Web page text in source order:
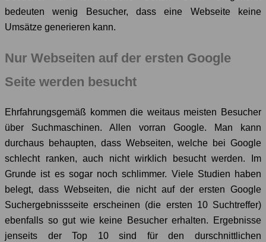
bedeuten wenig Besucher, dass eine Webseite keine
Umsätze generieren kann.
Nur Webseiten auf der ersten Google
Seite werden besucht
Ehrfahrungsgemäß kommen die weitaus meisten Besucher
über Suchmaschinen. Allen vorran Google. Man kann
durchaus behaupten, dass Webseiten, welche bei Google
schlecht ranken, auch nicht wirklich besucht werden. Im
Grunde ist es sogar noch schlimmer. Viele Studien haben
belegt, dass Webseiten, die nicht auf der ersten Google
Suchergebnissseite erscheinen (die ersten 10 Suchtreffer)
ebenfalls so gut wie keine Besucher erhalten. Ergebnisse
jenseits der Top 10 sind für den durschnittlichen